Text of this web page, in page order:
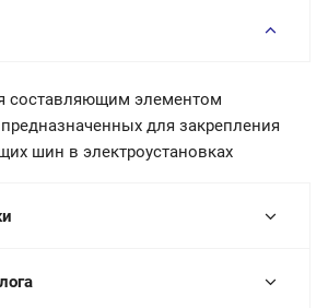
составляющим элементом
для закрепления
шин в электроустановках